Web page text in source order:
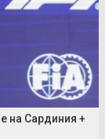
на Сардиния +